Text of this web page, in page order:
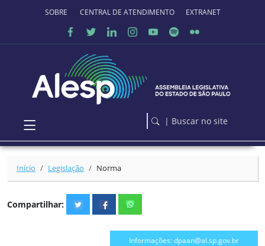
Ir para o conteúdo principal
SOBRE O PORTALCENTRAL DE ATENDIMENTO EXTRANET
| Buscar no site
Início Legislação Norma
Compartilhar:
Informações: dpaan@al.sp.gov.br